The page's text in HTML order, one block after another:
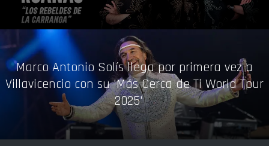
Marco Antonio Solís llega por primera vez a
Villavicencio con su 'Más Cerca de Ti World Tour
2025'